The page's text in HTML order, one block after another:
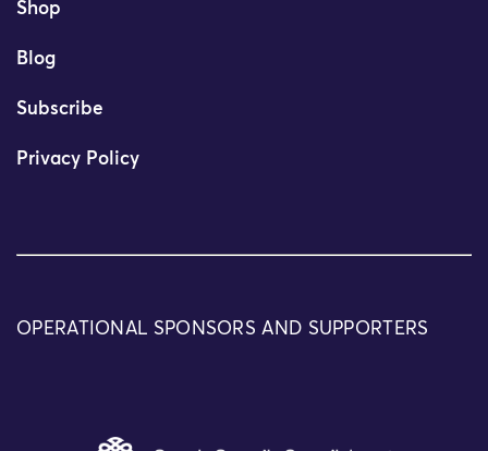
Shop
Blog
Subscribe
Privacy Policy
OPERATIONAL SPONSORS AND SUPPORTERS